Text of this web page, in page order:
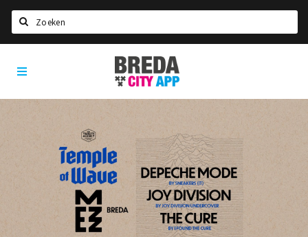
Home
Agenda
Party pics
Nieuws, interviews & blogs
Drinken
Breda
City
App